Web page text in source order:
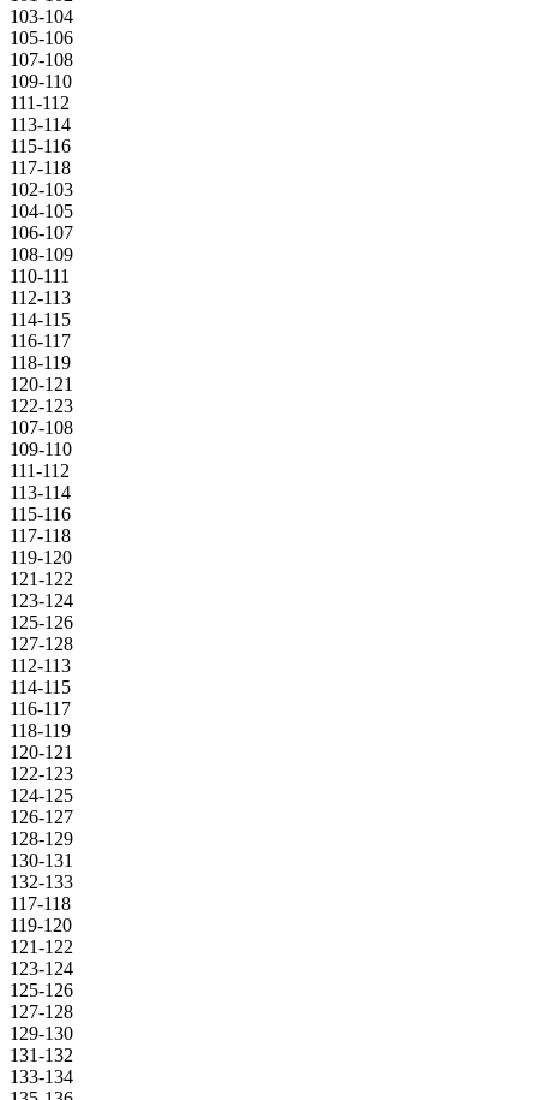
103-104
105-106
107-108
109-110
111-112
113-114
115-116
117-118
102-103
104-105
106-107
108-109
110-111
112-113
114-115
116-117
118-119
120-121
122-123
107-108
109-110
111-112
113-114
115-116
117-118
119-120
121-122
123-124
125-126
127-128
112-113
114-115
116-117
118-119
120-121
122-123
124-125
126-127
128-129
130-131
132-133
117-118
119-120
121-122
123-124
125-126
127-128
129-130
131-132
133-134